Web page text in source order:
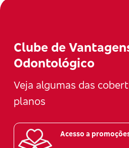
Clube de
Odontológico
Veja algumas das
planos
Acesso a